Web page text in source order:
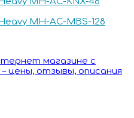
MH-AC-MBS-128